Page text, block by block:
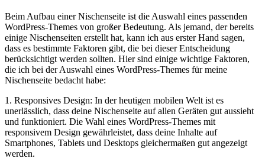
Beim Aufbau einer Nischenseite ist die ⁣Auswahl eines passenden
WordPress-Themes von großer Bedeutung. Als jemand,⁣ der bereits
einige Nischenseiten erstellt ​hat, kann ich‍ aus erster Hand sagen,
dass es bestimmte Faktoren gibt, die bei dieser⁤ Entscheidung
berücksichtigt werden sollten. Hier sind einige wichtige Faktoren,
die ich⁢ bei der Auswahl eines WordPress-Themes für meine
‍Nischenseite bedacht habe:
1. Responsives Design: In der‍ heutigen mobilen Welt ist es⁤
unerlässlich, dass ⁤deine Nischenseite auf allen Geräten gut aussieht
und funktioniert. Die Wahl eines WordPress-Themes mit
responsivem Design gewährleistet, ⁤dass ‌deine Inhalte⁤ auf
Smartphones, Tablets und Desktops gleichermaßen gut angezeigt
‌werden.